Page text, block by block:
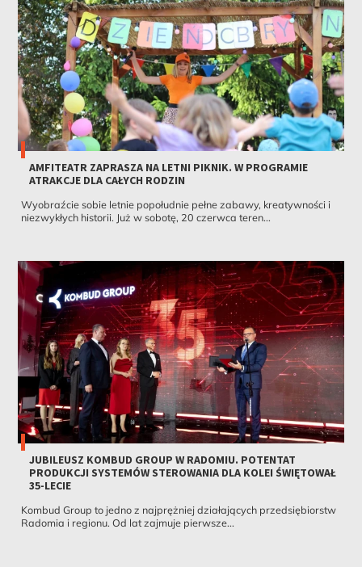
AMFITEATR ZAPRASZA NA LETNI PIKNIK. W PROGRAMIE
ATRAKCJE DLA CAŁYCH RODZIN
Wyobraźcie sobie letnie popołudnie pełne zabawy, kreatywności i
niezwykłych historii. Już w sobotę, 20 czerwca teren...
JUBILEUSZ KOMBUD GROUP W RADOMIU. POTENTAT
PRODUKCJI SYSTEMÓW STEROWANIA DLA KOLEI ŚWIĘTOWAŁ
35-LECIE
Kombud Group to jedno z najprężniej działających przedsiębiorstw
Radomia i regionu. Od lat zajmuje pierwsze...